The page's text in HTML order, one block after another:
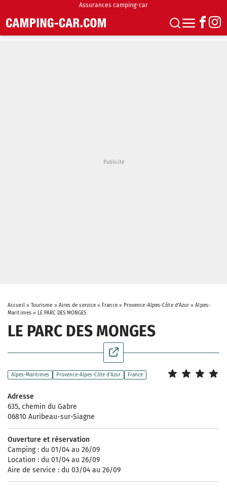
Assurances camping-car
Accueil» Tourisme » Aires de service » France» Provence-Alpes-Côte d'Azur »Alpes-
Maritimes» LE PARC DES MONGES
LE PARC DES MONGES
Alpes-Maritimes Provence-Alpes-Côte d'Azur France
Adresse
635, chemin du Gabre
06810 Auribeau-sur-Siagne
Ouverture et réservation
Camping : du 01/04 au 26/09
Location : du 01/04 au 26/09
Aire de service : du 03/04 au 26/09